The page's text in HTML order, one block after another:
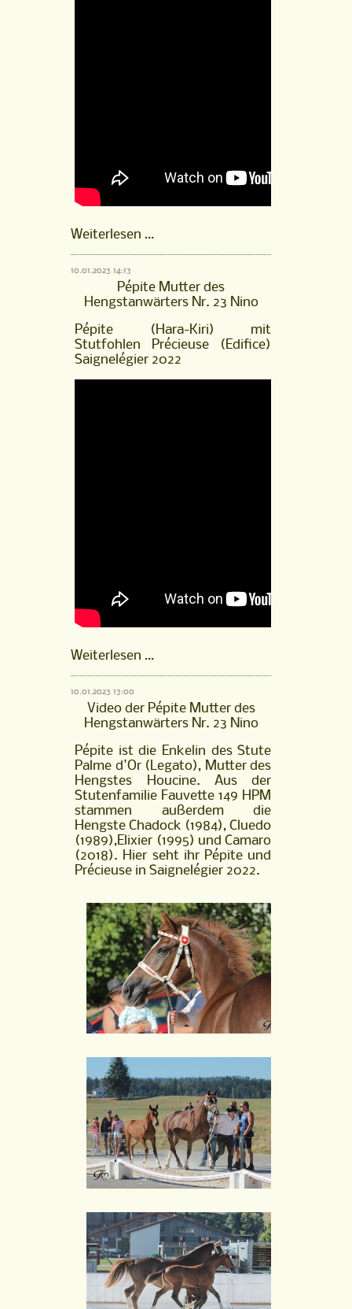
Weiterlesen …Hengstfohlen
Neverland
aus
der
Pépite
(Hara-
Kiri),
Saignelégier
2021
10.01.2023 14:13
Pépite Mutter des
Hengstanwärters Nr. 23 Nino
Pépite (Hara-Kiri) mit
Stutfohlen Précieuse (Edifice)
Saignelégier 2022
Weiterlesen …Pépite
Hengstanwärters
Nr.
23
Nino
10.01.2023 13:00
Video der Pépite Mutter des
Hengstanwärters Nr. 23 Nino
Pépite ist die Enkelin des Stute
Palme d'Or (Legato), Mutter des
Hengstes Houcine. Aus der
Stutenfamilie Fauvette 149 HPM
stammen außerdem die
Hengste Chadock (1984), Cluedo
(1989),Elixier (1995) und Camaro
(2018). Hier seht ihr Pépite und
Précieuse in Saignelégier 2022.